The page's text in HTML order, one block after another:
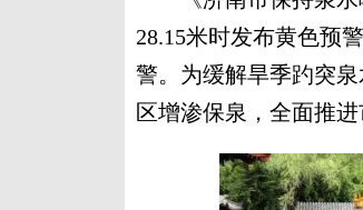
28.15米时发布黄色预
警。为缓解旱季趵突
区增渗保泉，全面推进